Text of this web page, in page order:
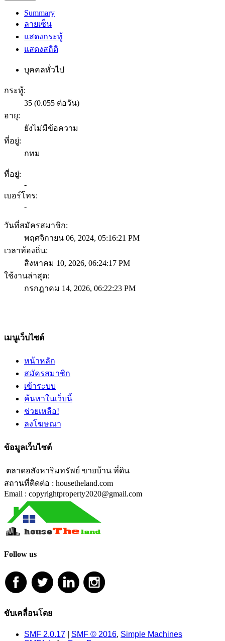
Summary
ลายเซ็น
แสดงกระทู้
แสดงสถิติ
บุคคลทั่วไป
กระทู้:
35 (0.055 ต่อวัน)
อายุ:
ยังไม่มีข้อความ
ที่อยู่:
กทม
ที่อยู่:
-
เบอร์โทร:
-
วันที่สมัครสมาชิก:
พฤศจิกายน 06, 2024, 05:16:21 PM
เวลาท้องถิ่น:
สิงหาคม 10, 2026, 06:24:17 PM
ใช้งานล่าสุด:
กรกฎาคม 14, 2026, 06:22:23 PM
เมนูเว็บไซต์
หน้าหลัก
สมัครสมาชิก
เข้าระบบ
ค้นหาในเว็บนี้
ช่วยเหลือ!
ลงโฆษณา
ข้อมูลเว็บไซต์
ตลาดอสังหาริมทรัพย์ ขายบ้าน ที่ดิน
สถานที่ติดต่อ : housetheland.com
Email : copyrightproperty2020@gmail.com
Follow us
ขับเคลื่อนโดย
SMF 2.0.17 SMF © 2016, Simple Machines